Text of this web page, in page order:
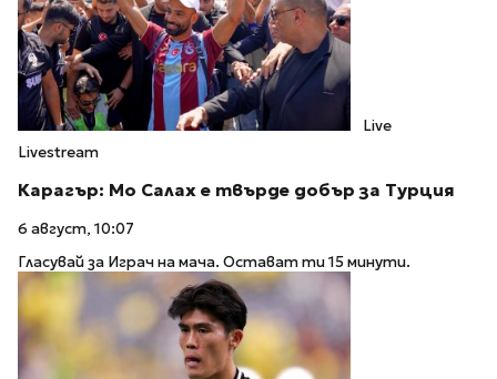
Live
Livestream
Карагър: Мо Салах е твърде добър за Турция
6 август, 10:07
Гласувай за Играч на мача. Остават ти 15 минути.